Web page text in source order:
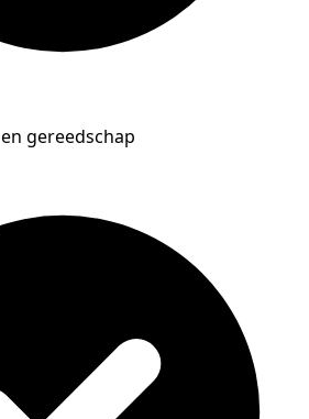
gereedschap